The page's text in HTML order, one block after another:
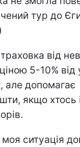
тур до
від
5-10% від
але допомагає
якщо хтось
ситуація